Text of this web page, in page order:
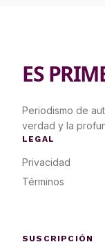
ES
Periodismo de
verdad y la
LEGAL
Privacidad
Términos
SUSCRIPCIÓN